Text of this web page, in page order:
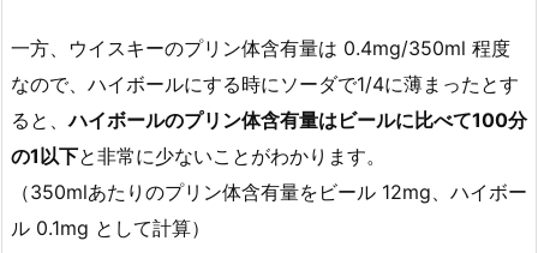
一方、ウイスキーのプリン体含有量は 0.4mg/350ml 程度
なので、ハイボールにする時にソーダで1/4に薄まったとす
ると、ハイボールのプリン体含有量はビールに比べて100分
の1以下と非常に少ないことがわかります。
（350mlあたりのプリン体含有量をビール 12mg、ハイボー
ル 0.1mg として計算）